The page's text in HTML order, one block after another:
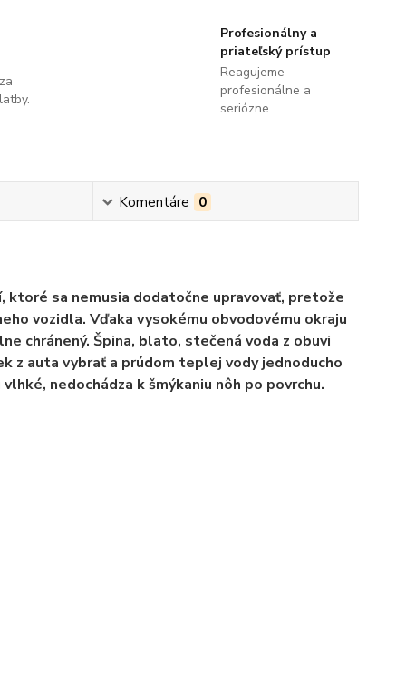
Profesionálny a
priateľský prístup
Reagujeme
profesionálne a
seriózne.
Komentáre 0
ktoré sa nemusia dodatočne upravovať, pretože
vozidla. Vďaka vysokému obvodovému okraju
chránený. Špina, blato, stečená voda z obuvi
z auta vybrať a prúdom teplej vody jednoducho
nedochádza k šmýkaniu nôh po povrchu.